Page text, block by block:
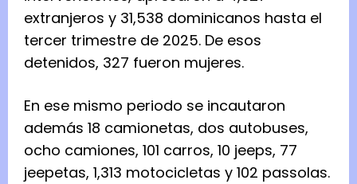
extranjeros y 31,538 dominicanos hasta el
tercer trimestre de 2025. De esos
detenidos, 327 fueron mujeres.
En ese mismo periodo se incautaron
además 18 camionetas, dos autobuses,
ocho camiones, 101 carros, 10 jeeps, 77
jeepetas, 1,313 motocicletas y 102 passolas.